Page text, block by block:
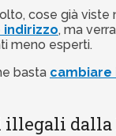
cose già viste
indirizzo, ma
meno esperti.
basta cambiare
dalla